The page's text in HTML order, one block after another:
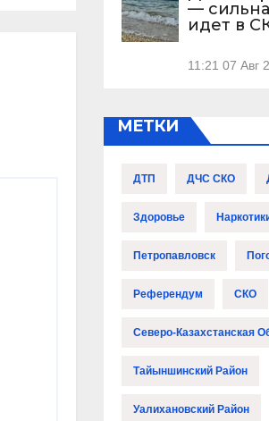
—
идет в
11:21 07 Авг
МЕТКИ
ДТП ДЧС СКО
Здоровье
Петропавловск
Референдум СКО
Северо-Казахстанская
Тайыншинский Район
Уалихановский Район